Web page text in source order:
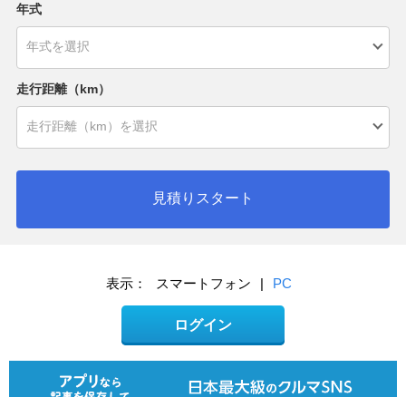
年式
走行距離（km）
見積りスタート
表示： スマートフォン | PC
ログイン